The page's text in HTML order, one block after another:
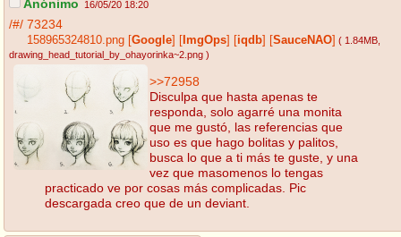
Anónimo 16/05/20 18:20
/#/ 73234
158965324810.png Google ImgOps iqdb SauceNAO ( 1.84MB
drawing_head_tutorial_by_ohayorinka~2.png )
>>72958
Disculpa que hasta apenas te
responda, solo agarré una monita
que me gustó, las referencias que
uso es que hago bolitas y palitos,
busca lo que a ti más te guste, y una
vez que masomenos lo tengas
practicado ve por cosas más complicadas. Pic
descargada creo que de un deviant.